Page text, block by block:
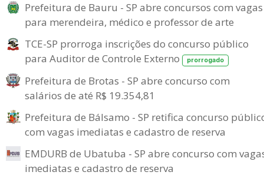
Prefeitura de Bauru - SP abre concursos com vagas
para merendeira, médico e professor de arte
TCE-SP prorroga inscrições do concurso público
para Auditor de Controle Externo
prorrogado
Prefeitura de Brotas - SP abre concurso com
salários de até R$ 19.354,81
Prefeitura de Bálsamo - SP retifica concurso
com vagas imediatas e cadastro de reserva
EMDURB de Ubatuba - SP abre concurso com
imediatas e cadastro de reserva